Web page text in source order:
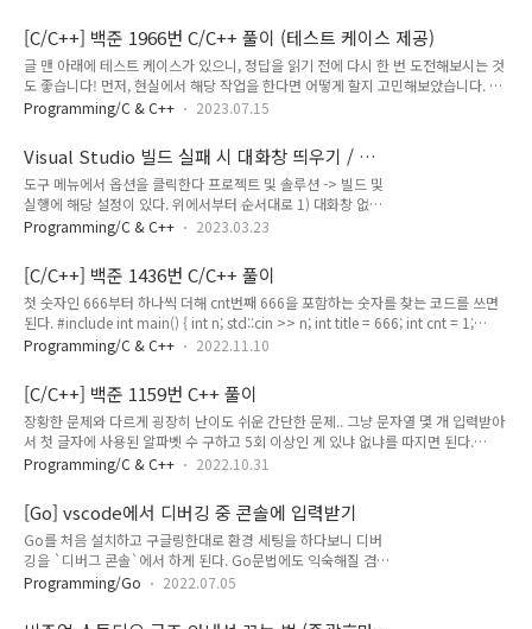
`;` 으로 초기화식이랑 조건식을 동시에 넣을 수 있는 기능을
C++17에서부터 지원한다고 한다. #include int inputNum() {
int n; std::cin >> n; return n; } int main() { if (int n =
inputNum(); n > 5) { std::cout
[C/C++] 백준 1966번 C/C++ 풀이 (테스트 케이스 제공)
글 맨 아래에 테스트 케이스가 있으니, 정답을 읽기 전에 다시 한 번 도전해보시는 것
도 좋습니다! 먼저, 현실에서 해당 작업을 한다면 어떻게 할지 고민해보았습니다. 가
장 중요도가 큰 문서가 나올 때까지 문서들을 제치면 될 것이고, 그것을 코드로 구현
시간복잡도가 큰 작업으로 성능 저하가 우려되어, 배열의 요소들은 고정시키고,
indicator 역할을 하는 변수를 배열의 끝을 만났을 때 처음으로 돌아가는 식으로 구
현했습니다. 문서를 인쇄하는 것은, 더 이상 최댓값 탐색에 영향을 끼치지 않게 배열
요소 값을 -1로 변경하는 형태로 구현했습니다. 다음 코드는 머릿속에서 떠올리는 대
로 작성한 처음 풀이입니다. 풀이1) #includ..
Programming/C & C++ 2023.07.15
Visual Studio 빌드 실패 시 대화창 띄우기 / 숨
기기
도구 메뉴에서 옵션을 클릭한다 프로젝트 및 솔루션 -> 빌드 및
실행에 해당 설정이 있다. 위에서부터 순서대로 1) 대화창 없이
기존 코드 빌드본 실행하기 2) 대화창 없이 오류만 뿜기 3) 대화
Programming/C & C++ 2023.03.23
[C/C++] 백준 1436번 C/C++ 풀이
첫 숫자인 666부터 하나씩 더해 cnt번째 666을 포함하는 숫자를 찾는 코드를 쓰면
된다. #include int main() { int n; std::cin >> n; int title = 666; int cnt = 1;
while (cnt 1000 && check % 1000 != 666 && (check /= 10)); if (check %
666이 나오는지 확인하는 코드이다.
Programming/C & C++ 2022.11.10
[C/C++] 백준 1159번 C++ 풀이
장황한 문제와 다르게 굉장히 난이도 쉬운 간단한 문제.. 그냥 문자열 몇 개 입력받아
서 첫 글자에 사용된 알파벳 수 구하고 5회 이상인 게 있냐 없냐를 따지면 된다.
#include int main() { int alphabets[26] = { 0 }; // 알파벳 사용된 횟수 저장
된 문자들 entries.reserve(10); int n; std::cin >> n; for (int i = 0; i > str;
alphabets[str[0] - offset]++; // 알파벳 카운트 } for (int ..
Programming/C & C++ 2022.10.31
[Go] vscode에서 디버깅 중 콘솔에 입력받기
Go를 처음 설치하고 구글링한대로 환경 세팅을 하다보니 디버
깅을 `디버그 콘솔`에서 하게 된다. Go문법에도 익숙해질 겸
간단한 콘솔에서 하는 게임을 만드는데 키보드로 입력받기가 힘
.vscode\launch.json 을 아래처럼 해주면 된다 { "version":
Programming/Go 2022.07.05